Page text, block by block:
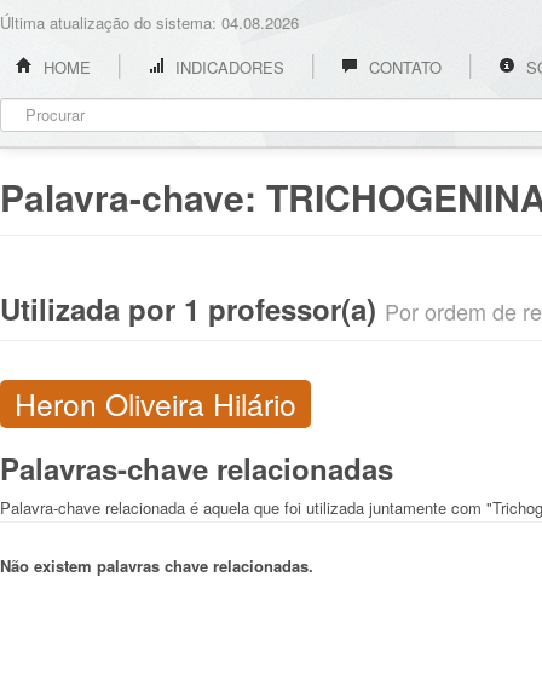
Última atualização do sistema: 04.08.2026
HOME
INDICADORES CONTATO
Palavra-chave:
Utilizada por 1 professor(a) Por ordem de
Heron Oliveira Hilário
Palavras-chave relacionadas
Palavra-chave relacionada é aquela que foi utilizada juntamente com
Não existem palavras chave relacionadas.